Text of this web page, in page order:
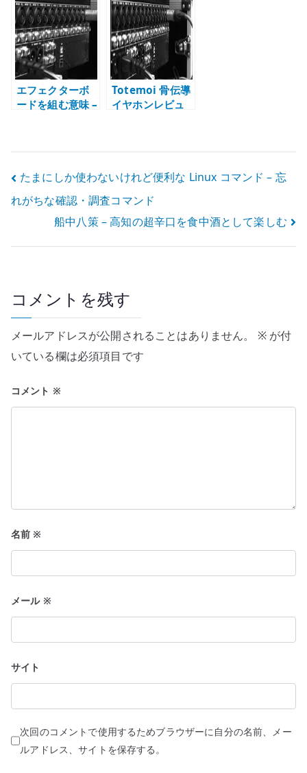
由 – Double
Buck と 24 フレ
ットを見る
ゲージと Taper
Core
エフェクターボ
ードを組む意味 –
を安定させるた
Totemoi 骨伝導
イヤホンレビュ
る価値
投
稿
ゲ
ー
シ
ン
たまにしか使わないけれど便利な Linux コマンド – 忘
れがちな確認・調査コマンド
船中八策 – 高知の超辛口を食中酒として楽しむ
コメントを残す
メールアドレスが公開されることはありません。 ※が付
いている欄は必須項目です
コメント ※
名前※
メール ※
サイト
次回のコメントで使用するためブラウザーに自分の名前、メー
ルアドレス、サイトを保存する。